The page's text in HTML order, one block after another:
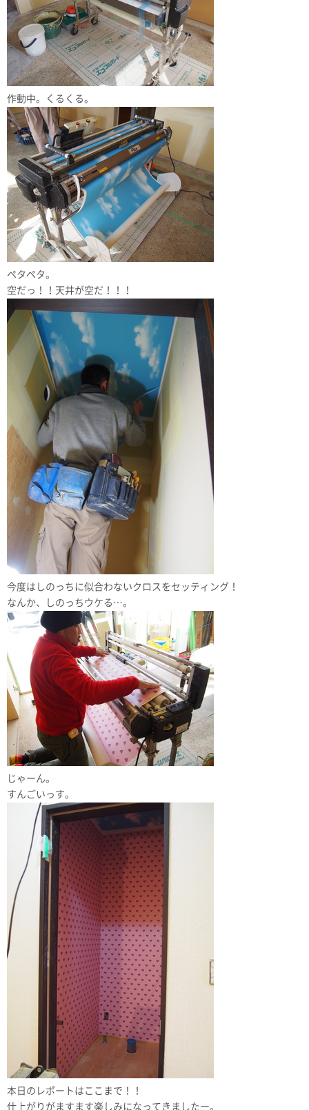
作動中。くるくる。
ペタペタ。
空だっ！！天井が空だ！！！
今度はしのっちに似合わないクロスをセッティング！
なんか、しのっちウケる…。
じゃーん。
すんごいっす。
本日のレポートはここまで！！
仕上がりがますます楽しみになってきましたー。